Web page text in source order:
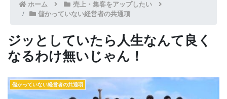
ホーム
売上・集客をアップしたい
儲かっていない経営者の共通項
ジッとしていたら人生なんて良く
なるわけ無いじゃん！
儲かっていない経営者の共通項